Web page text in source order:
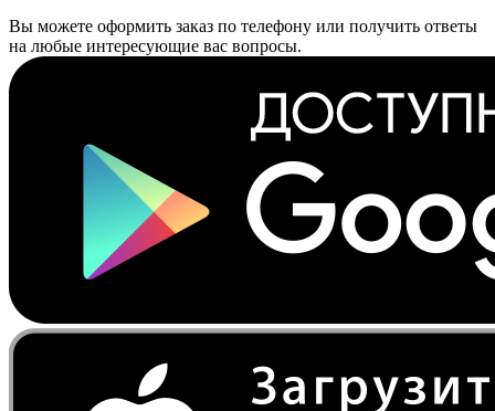
Вы можете оформить заказ по телефону или получить ответы
на любые интересующие вас вопросы.